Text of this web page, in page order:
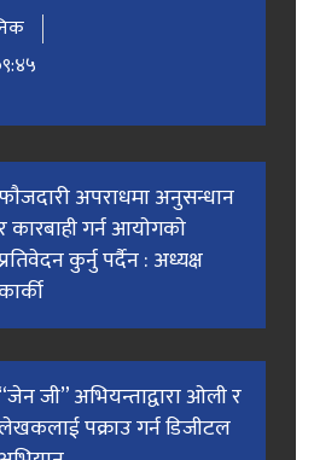
अपराधमा अनुसन्धान
कारबाही गर्न आयाेगकाे
कुर्नु पर्दैन : अध्यक्ष
“जेन जी” अभियन्ताद्वारा ओली र
पक्राउ गर्न डिजीटल